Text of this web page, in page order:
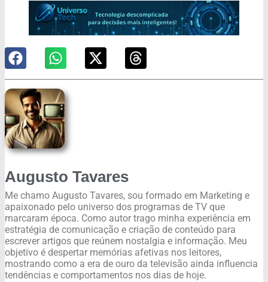
Augusto Tavares
Me chamo Augusto Tavares, sou formado em Marketing e
apaixonado pelo universo dos programas de TV que
marcaram época. Como autor trago minha experiência em
estratégia de comunicação e criação de conteúdo para
escrever artigos que reúnem nostalgia e informação. Meu
objetivo é despertar memórias afetivas nos leitores,
mostrando como a era de ouro da televisão ainda influencia
tendências e comportamentos nos dias de hoje.